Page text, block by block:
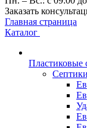
Заказать
Главная страница
Каталог
Пластиковые